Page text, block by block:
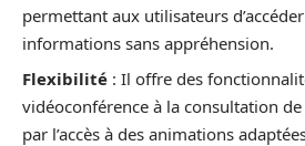
permettant aux utilisateurs
informations sans appréhension.
Flexibilité : Il offre des
vidéoconférence à la consultation
par l’accès à des animations